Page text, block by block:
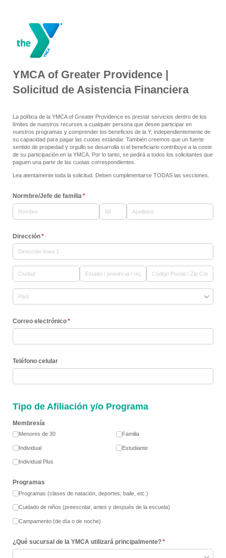
YMCA of Greater Providence |
Solicitud de Asistencia Financiera
La política de la YMCA of Greater Providence es prestar servicios dentro de los
límites de nuestros recurses a cualquier persona que desee participar en
nuestros programas y comprender los beneficios de la Y, independientemente de
su capacidad para pagar las cuotas estándar. También creemos que un fuerte
sentido de propiedad y orgullo se desarrolla si el beneficiario contribuye a la coste
de su participación en la YMCA. Por lo tanto, se pedirá a todos los solicitantes que
paguen una parte de las cuotas correspondientes.
Lea atentamente toda la solicitud. Deben cumplimentarse TODAS las secciones.
Normbre/​Jefe de familia*
(necesario)
Dirección*
(necesario)
Correo electrónico*
(necesario)
Teléfono celular
Tipo de Afiliación y/o Programa
Membresía
Menores de 30
Individual
Individual Plus
Familia
Estudiante
Programas
Programas (clases de natación, deportes, baile, etc.)
Cuidado de niños (preescolar, antes y después de la escuela)
Campamento (de día o de noche)
¿Qué sucursal de la YMCA utilizará principalmente?*
(necesario)